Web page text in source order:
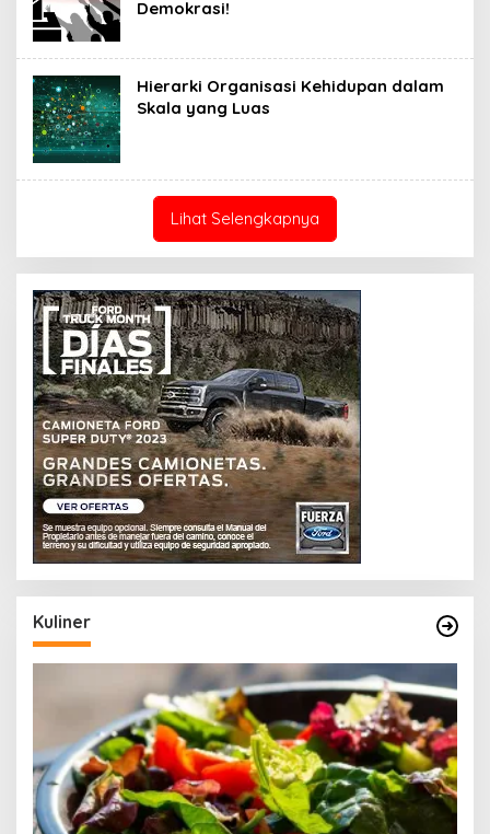
Demokrasi!
Hierarki Organisasi Kehidupan dalam
Skala yang Luas
Lihat Selengkapnya
Kuliner